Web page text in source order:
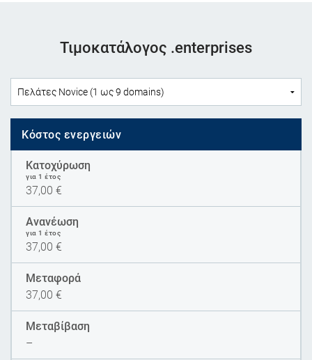
Τιμοκατάλογος .enterprises
Κόστος ενεργειών
Κατοχύρωση
για 1 έτος
37,00 €
Ανανέωση
για 1 έτος
37,00 €
Μεταφορά
37,00 €
Μεταβίβαση
–